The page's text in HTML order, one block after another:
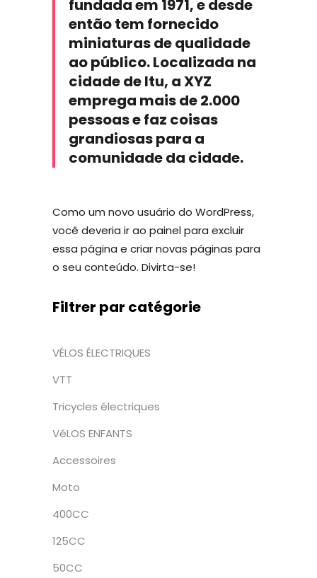
fundada em 1971, e desde
então tem fornecido
miniaturas de qualidade
ao público. Localizada na
cidade de Itu, a XYZ
emprega mais de 2.000
pessoas e faz coisas
grandiosas para a
comunidade da cidade.
Como um novo usuário do WordPress,
você deveria ir ao painelpara excluir
essa página e criar novas páginas para
o seu conteúdo. Divirta-se!
Filtrer par catégorie
VÉLOS ÉLECTRIQUES
VTT
Tricycles électriques
VéLOS ENFANTS
Accessoires
Moto
400CC
125CC
50CC